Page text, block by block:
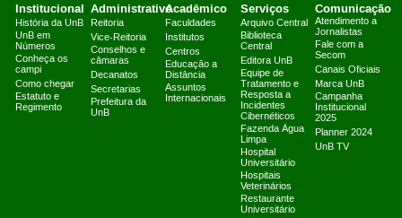
Institucional
História da UnB
UnB em
Números
Conheça os
campi
Como chegar
Estatuto e
Regimento
Administrativo
Reitoria
Vice-Reitoria
Conselhos e
câmaras
Decanatos
Secretarias
Prefeitura da
UnB
Acadêmico
Faculdades
Institutos
Centros
Educação a
Distância
Assuntos
Internacionais
Serviços
Arquivo Central
Biblioteca
Central
Editora UnB
Equipe de
Tratamento e
Resposta a
Incidentes
Cibernéticos
Fazenda Água
Limpa
Hospital
Universitário
Hospitais
Veterinários
Restaurante
Universitário
Comunicação
Atendimento a
Jornalistas
Fale com a
Secom
Canais Oficiais
Marca UnB
Campanha
Institucional
2025
Planner 2024
UnB TV